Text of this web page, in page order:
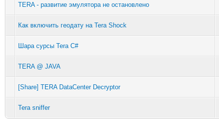
TERA - развитие эмулятора не остановлено
Как включить геодату на Tera Shock
Шара сурсы Tera C#
TERA @ JAVA
[Share] TERA DataCenter Decryptor
Tera sniffer